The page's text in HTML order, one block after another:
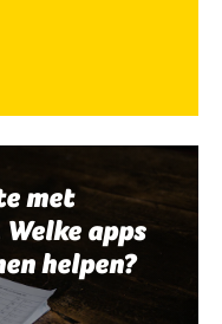
met
apps
helpen?